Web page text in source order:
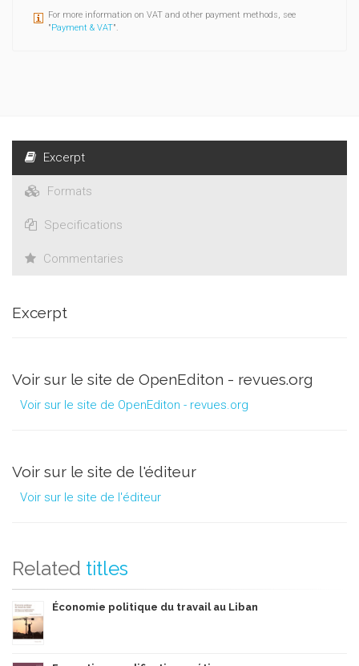
For more information on VAT and other payment methods, see
"Payment & VAT".
Excerpt
Formats
Specifications
Commentaries
Excerpt
Voir sur le site de OpenEditon - revues.org
Voir sur le site de OpenEditon - revues.org
Voir sur le site de l'éditeur
Voir sur le site de l'éditeur
Related titles
Économie politique du travail au Liban